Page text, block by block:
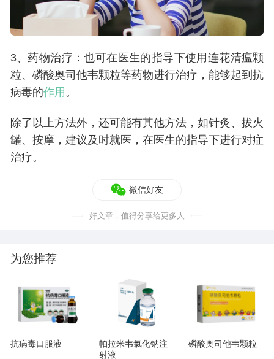
透析前给 30 mg 起始剂量，透析后每次给予 30 mg。 • 腹膜透
析患者：透析前给 30 mg，之后每 5 天给药 30 mg。 • 肌酐清
除率 < 10 mL/分钟的终末期肾病患者：尚无剂量建议。 流感预
率 30-60 mL/分钟：每次 30 mg，每日一次。 • 肌酐清除率 10-
30 mL/分钟：每次 30 mg，隔日一次。 • 血液透析患者：透析
前给 30 mg 起始剂量，之后每两次透析后给予 30 mg。 • 腹膜
清除率 < 10 mL/分钟的终末期肾病患者：尚无剂量建议。 肝功
能不全患者 用于轻中度肝功能不全患者治疗和预防流感时，剂
量不需要调整。本品用于严重肝功能不全患者的安全性和药代动
推荐治疗时间为 10 天。无需调整剂量。 流感预防：免疫功能低
3、药物治疗：也可在医生的指导下使用连花清瘟颗
粒、磷酸奥司他韦颗粒等药物进行治疗，能够起到抗
病毒的作用 。
除了以上方法外，还可能有其他方法，如针灸、拔火
罐、按摩，建议及时就医，在医生的指导下进行对症
治疗。
微信好友
好文章，值得分享给更多人
为您推荐
抗病毒口服液
帕拉米韦氯化钠注
射液
磷酸奥司他韦颗粒